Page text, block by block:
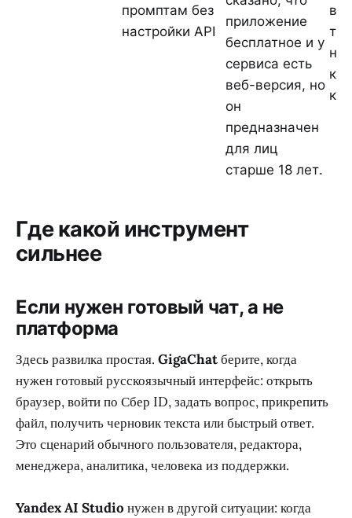
промптам без
настройки API
приложение
бесплатное и у
сервиса есть
веб-версия, но
он
предназначен
для лиц
старше 18 лет.
не
Где какой инструмент
сильнее
Если нужен готовый чат, а не
платформа
Здесь развилка простая. GigaChatберите, когда
нужен готовый русскоязычный интерфейс: открыть
браузер, войти по Сбер ID, задать вопрос, прикрепить
файл, получить черновик текста или быстрый ответ.
Это сценарий обычного пользователя, редактора,
менеджера, аналитика, человека из поддержки.
Yandex AI Studio нужен в другой ситуации: когда